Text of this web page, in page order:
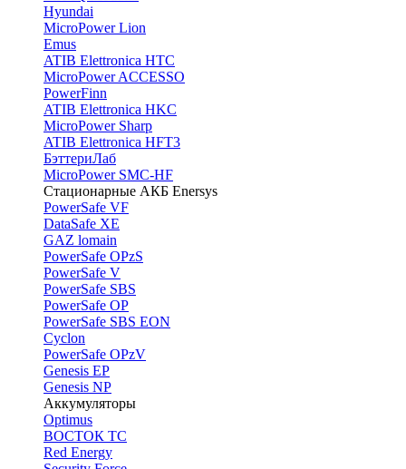
Hyundai
MicroPower Lion
Emus
ATIB Elettronica HTC
MicroPower ACCESSO
PowerFinn
ATIB Elettronica HKC
MicroPower Sharp
ATIB Elettronica HFT3
БэттериЛаб
MicroPower SMC-HF
Стационарные АКБ Enersys
PowerSafe VF
DataSafe XE
GAZ lomain
PowerSafe OPzS
PowerSafe V
PоwerSafe SBS
PowerSafe OP
PоwerSafe SBS EON
Cyclon
PowerSafe OPzV
Genesis EP
Genesis NP
Аккумуляторы
Optimus
ВОСТОК ТС
Red Energy